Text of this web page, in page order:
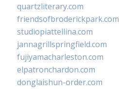
quartzliterary.com
friendsofbroderickpark.com
studiopiattellina.com
jannagrillspringfield.com
fujiyamacharleston.com
elpatronchardon.com
donglaishun-order.com